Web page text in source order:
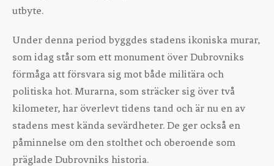
utbyte.
Under denna period byggdes stadens ikoniska murar,
som idag står som ett monument över Dubrovniks
förmåga att försvara sig mot både militära och
politiska hot. Murarna, som sträcker sig över två
kilometer, har överlevt tidens tand och är nu en av
stadens mest kända sevärdheter. De ger också en
påminnelse om den stolthet och oberoende som
präglade Dubrovniks historia.